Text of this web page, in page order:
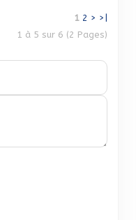
1 2 > >|
1 à 5 sur 6 (2 Pages)